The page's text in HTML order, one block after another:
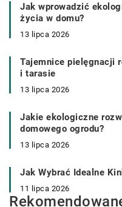
Jak wprowadzić
życia w domu?
13 lipca 2026
Tajemnice pielęgnacji
i tarasie
13 lipca 2026
Jakie ekologiczne
domowego ogrodu?
13 lipca 2026
Jak Wybrać Idealne
11 lipca 2026